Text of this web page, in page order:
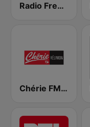
Radio Freedom FM
Chérie FM Réunion